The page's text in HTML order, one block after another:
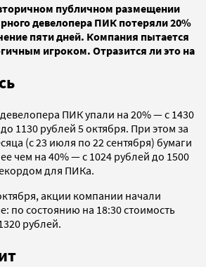
публичном размещении
девелопера ПИК потеряли 20%
пяти дней. Компания пытается
игроком. Отразится ли это на
ПИК упали на 20% — c 1430
1130 рублей 5 октября. При этом за
(с 23 июля по 22 сентября) бумаги
чем на 40% — с 1024 рублей до 1500
для ПИКа.
акции компании начали
по состоянию на 18:30 стоимость
рублей.